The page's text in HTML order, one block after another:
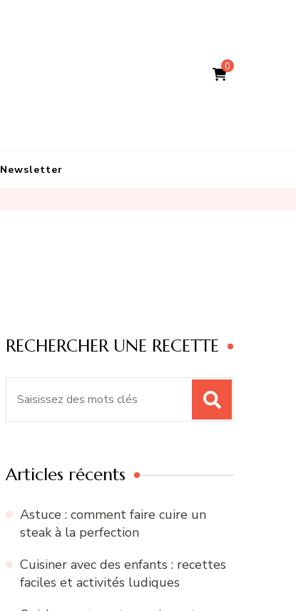
0
Newsletter
RECHERCHER UNE RECETTE
Articles récents
Astuce : comment faire cuire un
steak à la perfection
Cuisiner avec des enfants : recettes
faciles et activités ludiques